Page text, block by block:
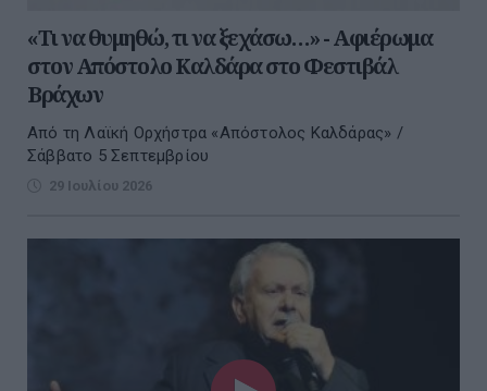
«Τι να θυμηθώ, τι να ξεχάσω…» - Αφιέρωμα
στον Απόστολο Καλδάρα στο Φεστιβάλ
Βράχων
Από τη Λαϊκή Ορχήστρα «Απόστολος Καλδάρας» /
Σάββατο 5 Σεπτεμβρίου
29 Ιουλίου 2026